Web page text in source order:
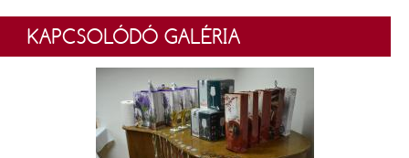
KAPCSOLÓDÓ GALÉRIA